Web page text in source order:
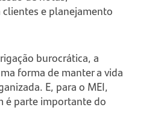
e planejamento
burocrática, a
forma de manter a vida
E, para o MEI,
é parte importante do